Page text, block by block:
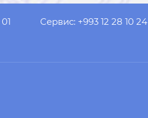
Сервис: +993 12 28 10 24